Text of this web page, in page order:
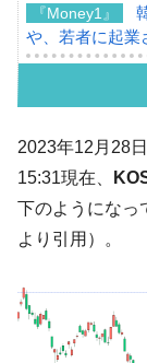
『Money1』
や、若者に起業
ーにウソのデ
言。
『Money1』
す」⇒「金を経
2023年12月28
15:31現在、
下のようになっ
より引用）。